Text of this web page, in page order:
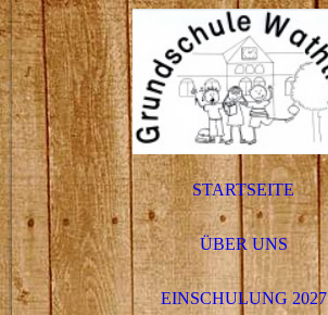
STARTSEITE
ÜBER UNS
EINSCHULUNG 2027